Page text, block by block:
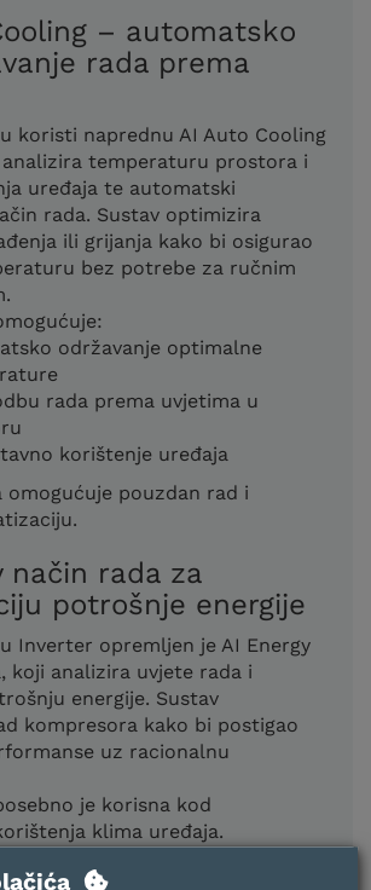
– automatsko
rada prema
koristi naprednu AI Auto Cooling
temperaturu prostora i
uređaja te automatski
rada. Sustav optimizira
ili grijanja kako bi osigurao
bez potrebe za ručnim
održavanje optimalne
rada prema uvjetima u
korištenje uređaja
omogućuje pouzdan rad i
način rada za
potrošnje energije
Inverter opremljen je AI Energy
koji analizira uvjete rada i
energije. Sustav
kompresora kako bi postigao
uz racionalnu
je korisna kod
klima uređaja.